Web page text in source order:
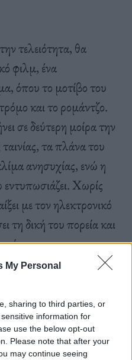
My Personal
sharing to third parties, or
information for
use the below opt-out
Please note that after your
may continue seeing
τελειότητα, θα
φιλμ, ένα
όπου το μοτίβο του
και το ρομάντζο.
σε δεύτερη μοίρα την
τα πλάνα του
ανησυχίας, ενώ η
εντυπωσιάζει. Χωρίς
με τον ηλεκτρονικό
τη δική του πορεία και
και η έξοχη Τζέσικα
μητέρας, πλαισιώνουν